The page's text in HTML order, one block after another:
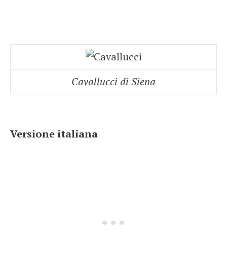
Cavallucci di Siena
Versione italiana